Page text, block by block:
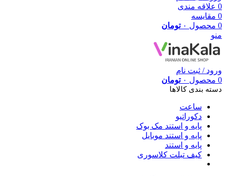
0 علاقه مندی
0 مقایسه
0 محصول ۰ تومان
منو
ورود / ثبت نام
0 محصول ۰ تومان
دسته بندی کالاها
ساعت
دکوراتیو
پایه و استند مک بوک
پایه و استند موبایل
پایه و استند
کیف تبلت کلاسوری